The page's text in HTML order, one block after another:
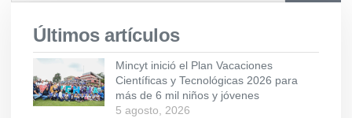
Últimos artículos
Mincyt inició el Plan Vacaciones
Científicas y Tecnológicas 2026 para
más de 6 mil niños y jóvenes
5 agosto, 2026